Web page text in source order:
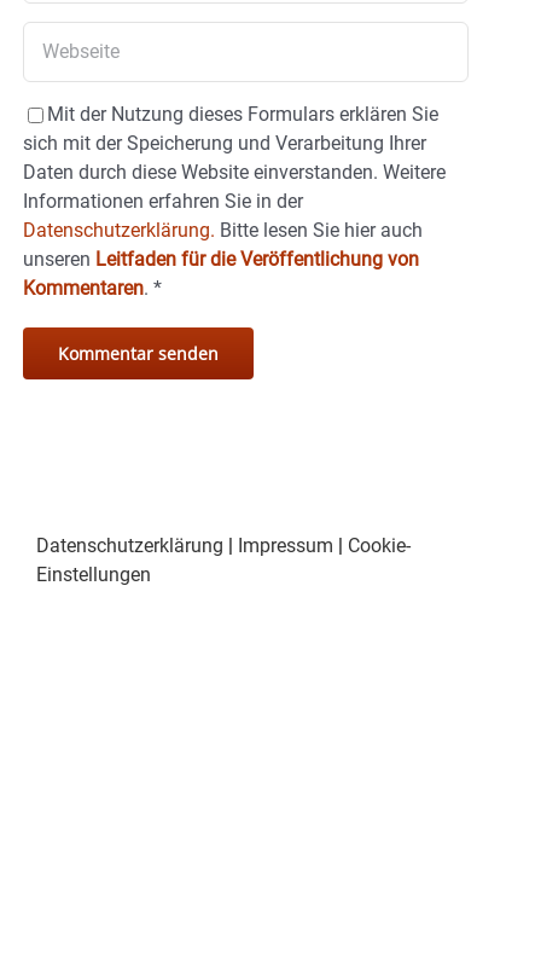
Mit der Nutzung dieses Formulars erklären Sie
sich mit der Speicherung und Verarbeitung Ihrer
Daten durch diese Website einverstanden. Weitere
Informationen erfahren Sie in der
Datenschutzerklärung. Bitte lesen Sie hier auch
unseren Leitfaden für die Veröffentlichung von
Kommentaren. *
Datenschutzerklärung | Impressum | Cookie-
Einstellungen